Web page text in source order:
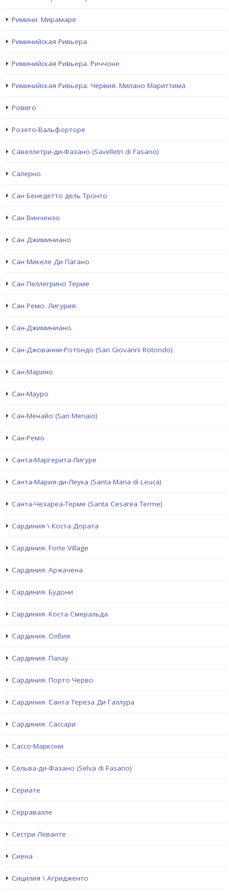
Римини. Мирамаре
Риминийская Ривьера
Риминийская Ривьера. Риччоне
Риминийская Ривьера. Червия. Милано Мариттима
Ровиго
Розето-Вальфорторе
Савеллетри-ди-Фазано (Savelletri di Fasano)
Салерно
Сан Бенедетто дель Тронто
Сан Винчензо
Сан Джиминиано
Сан Микеле Ди Пагано
Сан Пеллегрино Терме
Сан Ремо. Лигурия.
Сан-Джиминиано.
Сан-Джованни-Ротондо (San Giovanni Rotondo)
Сан-Марино
Сан-Мауро
Сан-Менайо (San Menaio)
Сан-Ремо
Санта-Маргерита-Лигуре
Санта-Мария-ди-Леука (Santa Maria di Leuca)
Санта-Чезареа-Терме (Santa Cesarea Terme)
Сардиния \ Коста Дората
Сардиния. Forte Village
Сардиния. Аржачена
Сардиния. Будони
Сардиния. Коста Смеральда
Сардиния. Олбия
Сардиния. Палау
Сардиния. Порто Черво
Сардиния. Санта Тереза Ди Галлура
Сардиния. Сассари
Сассо-Маркони
Сельва-ди-Фазано (Selva di Fasano)
Сериате
Серравалле
Сестри Левантe
Сиена
Сицилия \ Агридженто